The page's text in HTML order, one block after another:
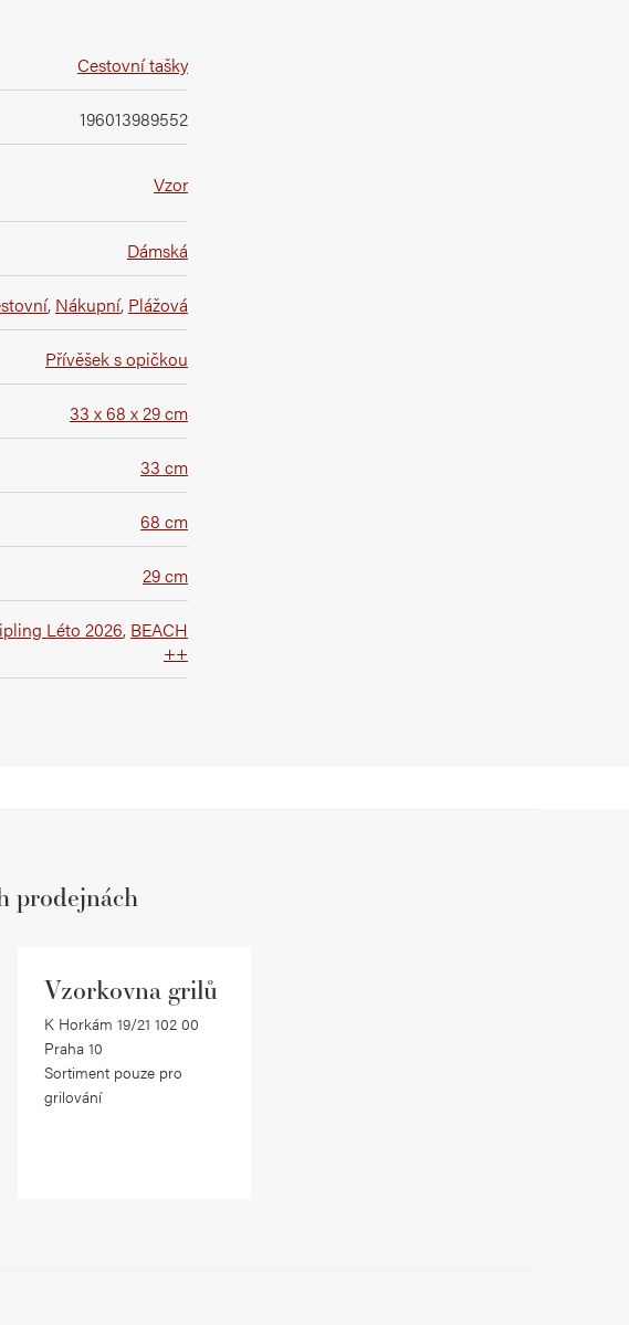
Cestovní tašky
196013989552
Vzor
Dámská
, Nákupní, Plážová
Přívěšek s opičkou
33 x 68 x 29 cm
33 cm
68 cm
29 cm
Léto 2026, BEACH
++
prodejnách
Vzorkovna grilů
K Horkám 19/21 102 00
Praha 10
Sortiment pouze pro
grilování